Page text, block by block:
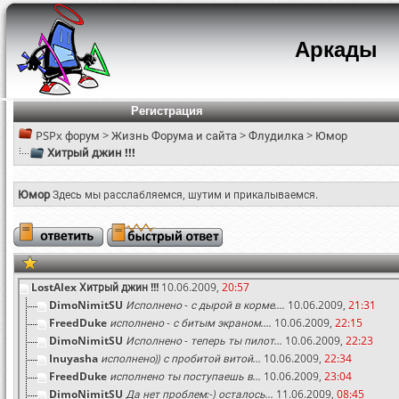
Аркады
Регистрация
PSPx форум >Жизнь Форума и сайта>Флудилка> Юмор
Хитрый джин !!!
ЮморЗдесь мы расслабляемся, шутим и прикалываемся.
LostAlexХитрый джин !!! 10.06.2009, 20:57
DimoNimitSU Исполнено - с дырой в корме.... 10.06.2009, 21:31
FreedDuke исполнено - с битым экраном.... 10.06.2009, 22:15
DimoNimitSU Исполнено - теперь ты пилот... 10.06.2009, 22:23
Inuyasha исполнено)) с пробитой витой... 10.06.2009, 22:34
FreedDuke исполнено ты поступаешь в... 10.06.2009, 23:04
DimoNimitSU Да нет проблем:-) осталось... 11.06.2009, 08:45